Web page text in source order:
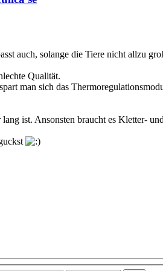
auch, solange die Tiere nicht allzu
Qualität.
man sich das
ist. Ansonsten braucht es Kletter-